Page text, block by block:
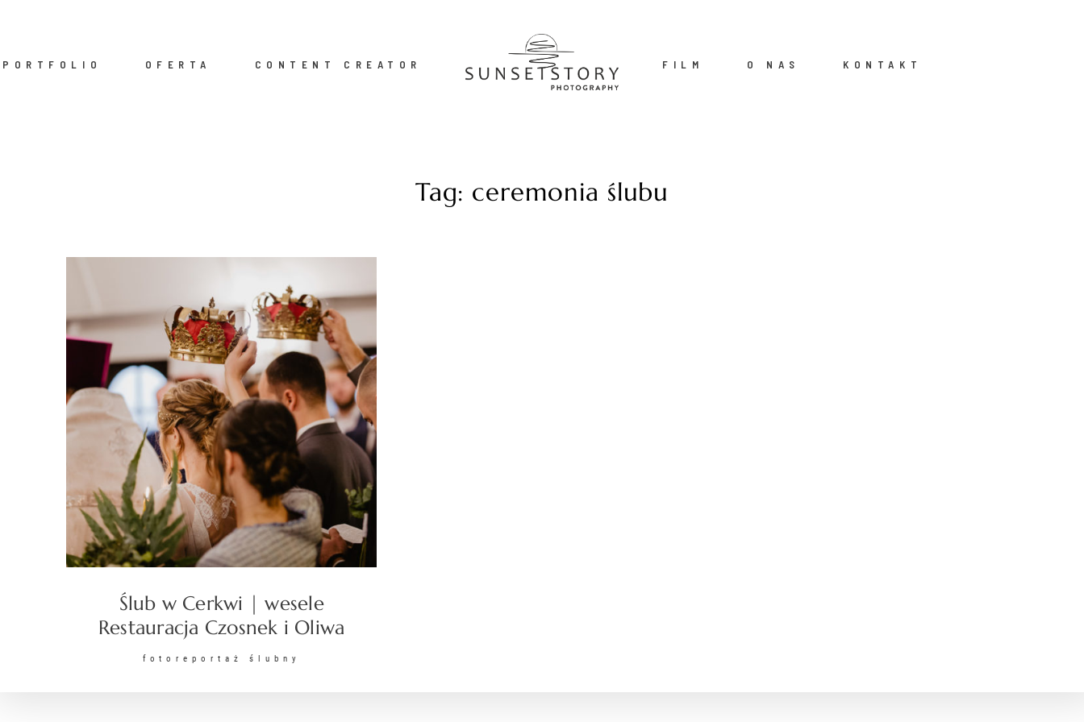
PORTFOLIO OFERTA CONTENT CREATOR FILM O NAS KONTAKT
Tag: ceremonia ślubu
Ślub w Cerkwi | wesele
Restauracja Czosnek i Oliwa
fotoreportaż ślubny